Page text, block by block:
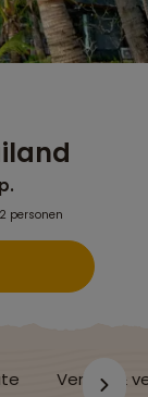
personen
Verblijf &